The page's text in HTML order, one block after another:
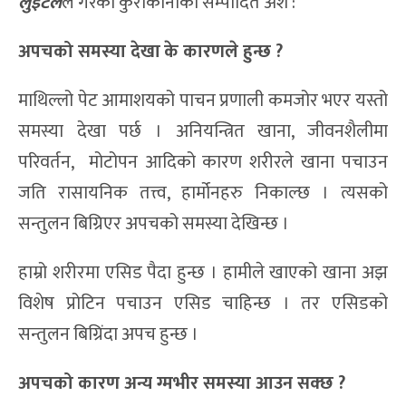
अपचको समस्या देखाकेकारणले हुन्छ?
माथिल्लो पेट आमाशयको पाचन प्रणाली कमजोर भएर यस्तो
समस्या देखा पर्छ । अनियन्त्रित खाना, जीवनशैलीमा
परिवर्तन, मोटोपन आदिको कारण शरीरले खाना पचाउन
जति रासायनिक तत्त्व, हार्मोनहरु निकाल्छ । त्यसको
सन्तुलन बिग्रिएर अपचको समस्या देखिन्छ ।
हाम्रो शरीरमा एसिड पैदा हुन्छ । हामीले खाएको खाना अझ
विशेष प्रोटिन पचाउन एसिड चाहिन्छ । तर एसिडको
सन्तुलन बिग्रिंदा अपच हुन्छ ।
अपचको कारण अन्यग्मभीरसमस्या आउन सक्छ ?